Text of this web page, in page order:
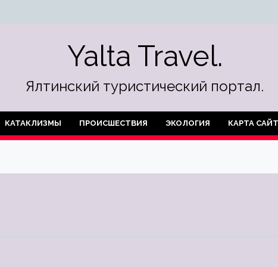
Yalta Travel.
Ялтинский туристический портал.
КАТАКЛИЗМЫ ПРОИСШЕСТВИЯ ЭКОЛОГИЯ КАРТА